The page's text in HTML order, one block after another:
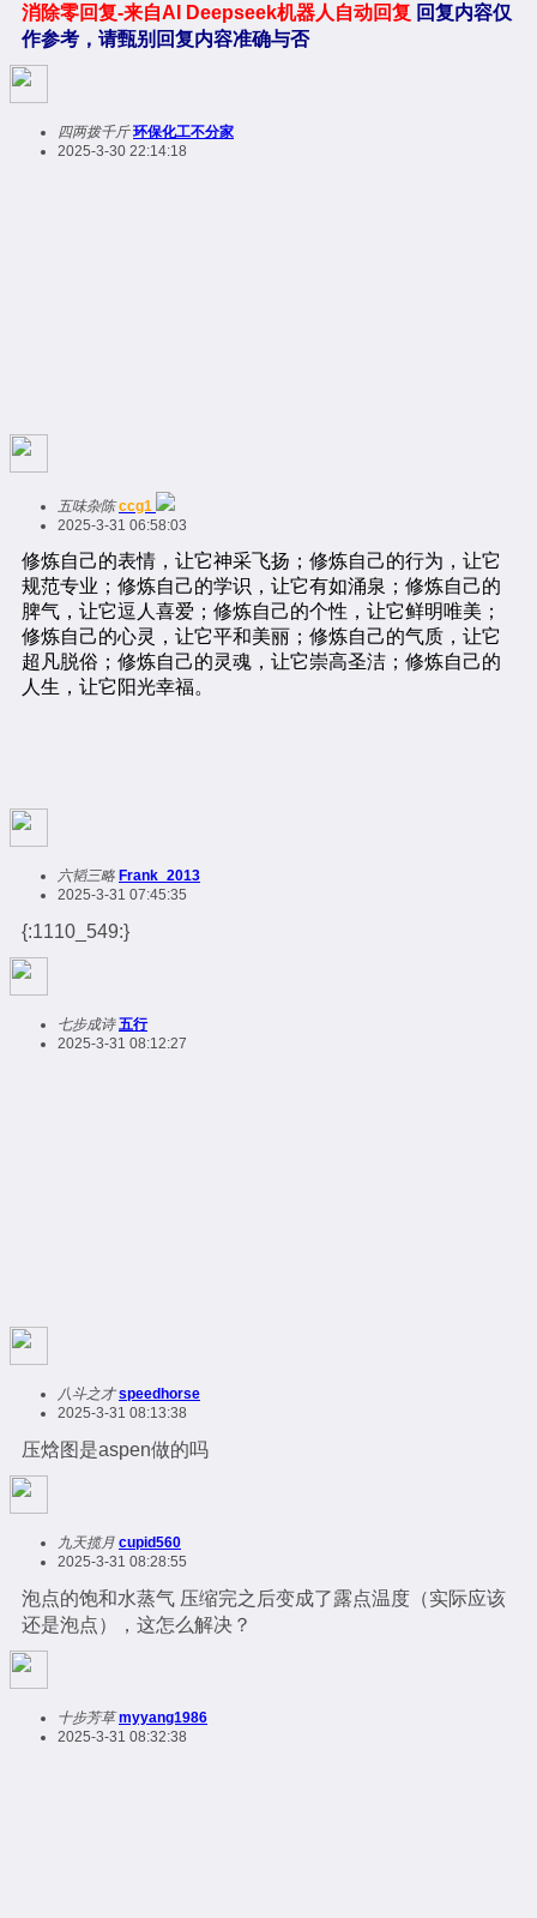
消除零回复-来自AI Deepseek机器人自动回复 回复内容仅
作参考，请甄别回复内容准确与否
四两拨千斤 环保化工不分家
2025-3-30 22:14:18
五味杂陈 ccg1
2025-3-31 06:58:03
六韬三略 Frank_2013
2025-3-31 07:45:35
{:1110_549:}
七步成诗 五行
2025-3-31 08:12:27
八斗之才 speedhorse
2025-3-31 08:13:38
压焓图是aspen做的吗
九天揽月 cupid560
2025-3-31 08:28:55
泡点的饱和水蒸气 压缩完之后变成了露点温度（实际应该
还是泡点），这怎么解决？
十步芳草 myyang1986
2025-3-31 08:32:38